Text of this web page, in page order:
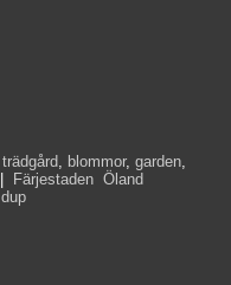
trädgård, blommor, garden,
Färjestaden Öland
dup